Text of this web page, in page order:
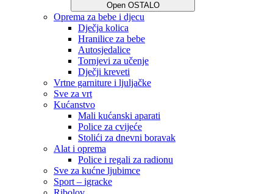
Open OSTALO
Oprema za bebe i djecu
Dječja kolica
Hranilice za bebe
Autosjedalice
Tornjevi za učenje
Dječji kreveti
Vrtne garniture i ljuljačke
Sve za vrt
Kućanstvo
Mali kućanski aparati
Police za cvijeće
Stolići za dnevni boravak
Alat i oprema
Police i regali za radionu
Sve za kućne ljubimce
Sport – igracke